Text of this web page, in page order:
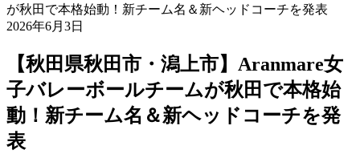
が秋田で本格始動！新チーム名＆新ヘッドコーチを発表
2026年6月3日
【秋田県秋田市・潟上市】Aranmare女
子バレーボールチームが秋田で本格始
動！新チーム名＆新ヘッドコーチを発
表